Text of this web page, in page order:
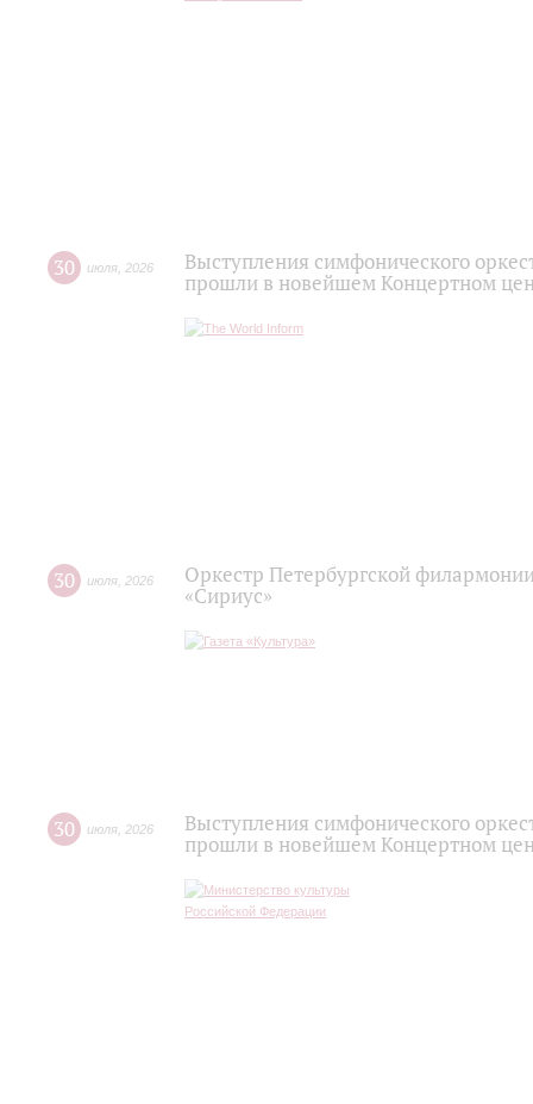
30 июля 2026
Выступления симфонического
прошли в новейшем Концертном
30 июля 2026
Оркестр Петербургской
«Сириус»
30 июля 2026
Выступления симфонического
прошли в новейшем Концертном